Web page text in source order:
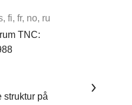
fi, fr, no, ru
TNC:
struktur på